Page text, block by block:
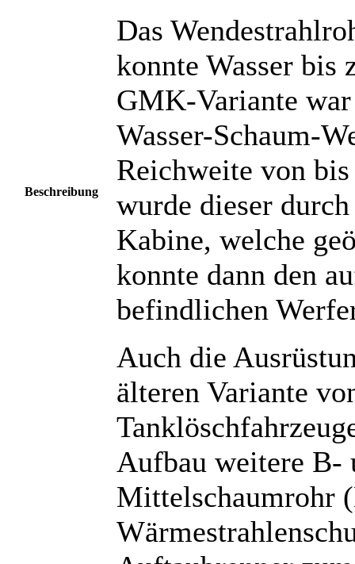
Beschreibung
Das
konnte Wasser bis
GMK-Variante
Wasser-Schaum-
Reichweite von
wurde dieser
Kabine, welche
konnte dann den
befindlichen
Auch die
älteren Variante
Aufbau weitere B-
Mittelschaumrohr